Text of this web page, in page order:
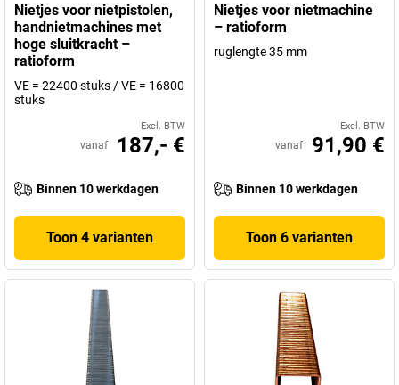
Nietjes voor nietpistolen,
handnietmachines met
hoge sluitkracht –
ratioform
VE = 22400 stuks / VE = 16800
stuks
Excl. BTW
vanaf 187,- €
Binnen 10 werkdagen
Toon 4 varianten
Nietjes voor nietmachine
– ratioform
ruglengte 35 mm
Excl. BTW
vanaf 91,90 €
Binnen 10 werkdagen
Toon 6 varianten